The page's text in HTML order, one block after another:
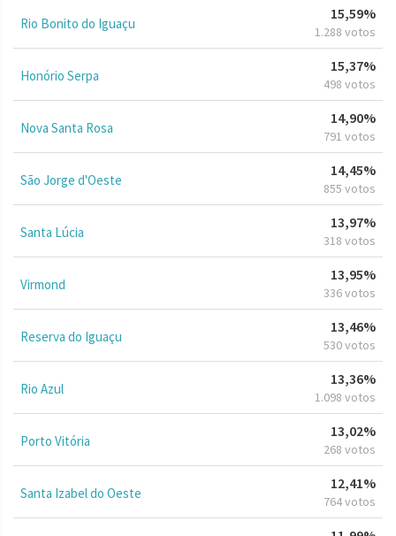
Rio Bonito do Iguaçu
15,59%
1.288 votos
Honório Serpa
15,37%
498 votos
Nova Santa Rosa
14,90%
791 votos
São Jorge d'Oeste
14,45%
855 votos
Santa Lúcia
13,97%
318 votos
Virmond
13,95%
336 votos
Reserva do Iguaçu
13,46%
530 votos
Rio Azul
13,36%
1.098 votos
Porto Vitória
13,02%
268 votos
Santa Izabel do Oeste
12,41%
764 votos